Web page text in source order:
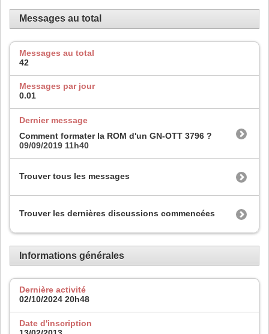
Messages au total
Messages au total
42
Messages par jour
0.01
Dernier message
Comment formater la ROM d'un GN-OTT 3796 ?
09/09/2019 11h40
Trouver tous les messages
Trouver les dernières discussions commencées
Informations générales
Dernière activité
02/10/2024 20h48
Date d'inscription